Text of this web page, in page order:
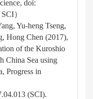
doi:
SCI）
Yu-heng Tseng,
Hong Chen (2017),
of the Kuroshio
China Sea using
Progress in
(SCI).